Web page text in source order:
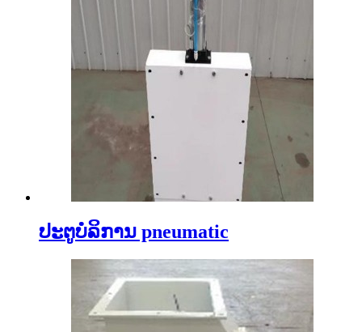
ປະຕູບໍລິການ pneumatic